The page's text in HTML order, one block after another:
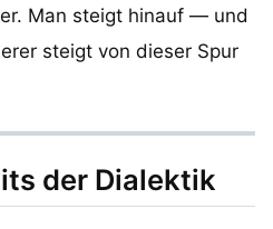
Man steigt hinauf — und
steigt von dieser Spur
der Dialektik